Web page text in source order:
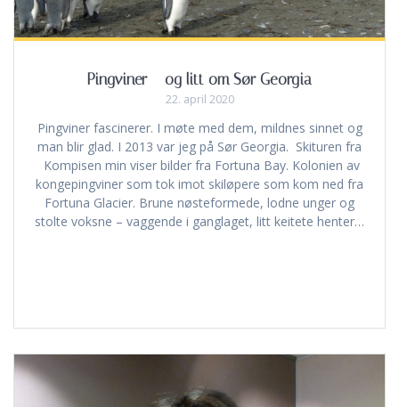
Pingviner – og litt om Sør Georgia
22. april 2020
Pingviner fascinerer. I møte med dem, mildnes sinnet og
man blir glad. I 2013 var jeg på Sør Georgia. Skituren fra
Kompisen min viser bilder fra Fortuna Bay. Kolonien av
kongepingviner som tok imot skiløpere som kom ned fra
Fortuna Glacier. Brune nøsteformede, lodne unger og
stolte voksne – vaggende i ganglaget, litt keitete henter…